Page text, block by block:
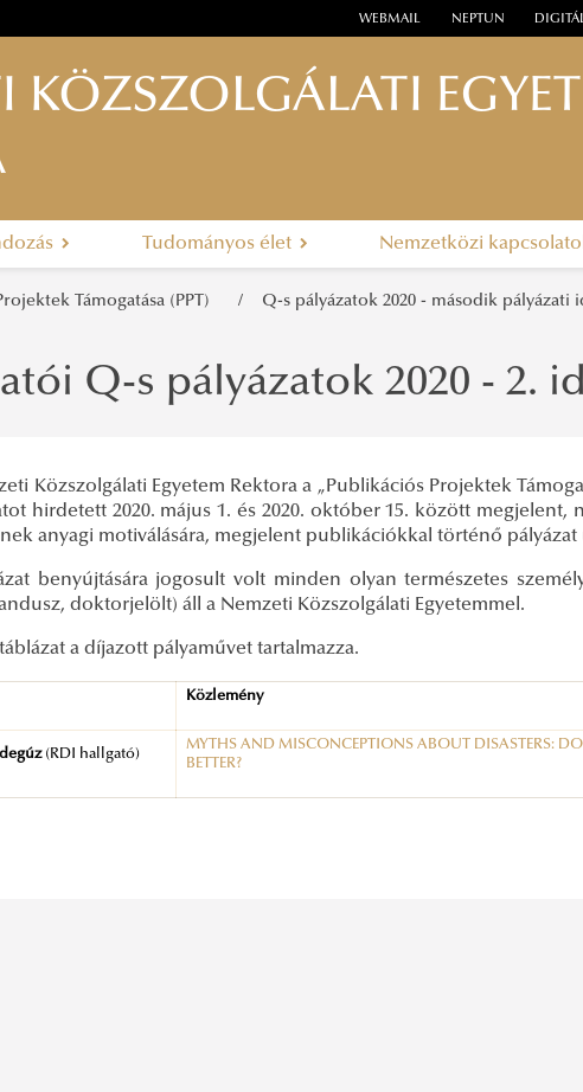
WEBMAIL NEPTUN
KÖZSZOLGÁLATI
Tudományos élet Nemzetközi
Támogatása (PPT) Q-s pályázatok 2020 - második pályázati
Q-s pályázatok 2020 - 2.
Közszolgálati Egyetem Rektora a „Publikációs Projektek
hirdetett 2020. május 1. és 2020. október 15. között
anyagi motiválására, megjelent publikációkkal történő pályázat
benyújtására jogosult volt minden olyan természetes
doktorjelölt) áll a Nemzeti Közszolgálati Egyetemmel.
a díjazott pályaművet tartalmazza.
Közlemény
(RDI hallgató)
MYTHS AND MISCONCEPTIONS ABOUT DISASTERS:
BETTER?